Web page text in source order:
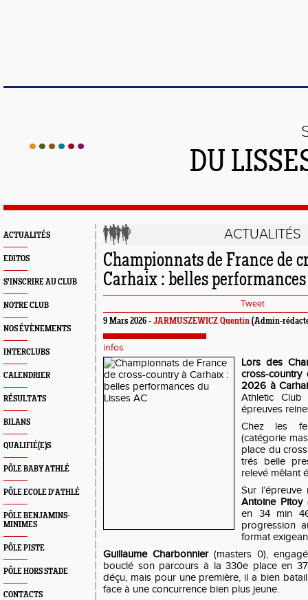
DU
ACTUALITÉS
EDITOS
S'INSCRIRE AU CLUB
NOTRE CLUB
NOS ÉVÈNEMENTS
INTERCLUBS
CALENDRIER
RÉSULTATS
BILANS
QUALIFIÉ(E)S
PÔLE BABY ATHLÉ
PÔLE ECOLE D'ATHLÉ
PÔLE BENJAMINS-
MINIMES
PÔLE PISTE
PÔLE HORS STADE
CONTACTS
ACTUALITÉS
Championnats de France de
Carhaix : belles
Tweet
9 Mars 2026 - JARMUSZEWICZ Quentin (Admin-
infos
Lors des
cross-
2026 à
Athletic
épreuves
Chez les
(catégorie
place du
trés belle
relevé mêlant
Sur
Antoine Pitoy
en 34 min
progression
format
Guillaume Charbonnier(masters 0),
bouclé son parcours à la 330e place en
déçu, mais pour une première, il a bien
face à une concurrence bien plus jeune.